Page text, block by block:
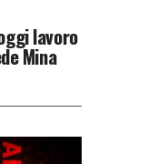
lavoro
Mina